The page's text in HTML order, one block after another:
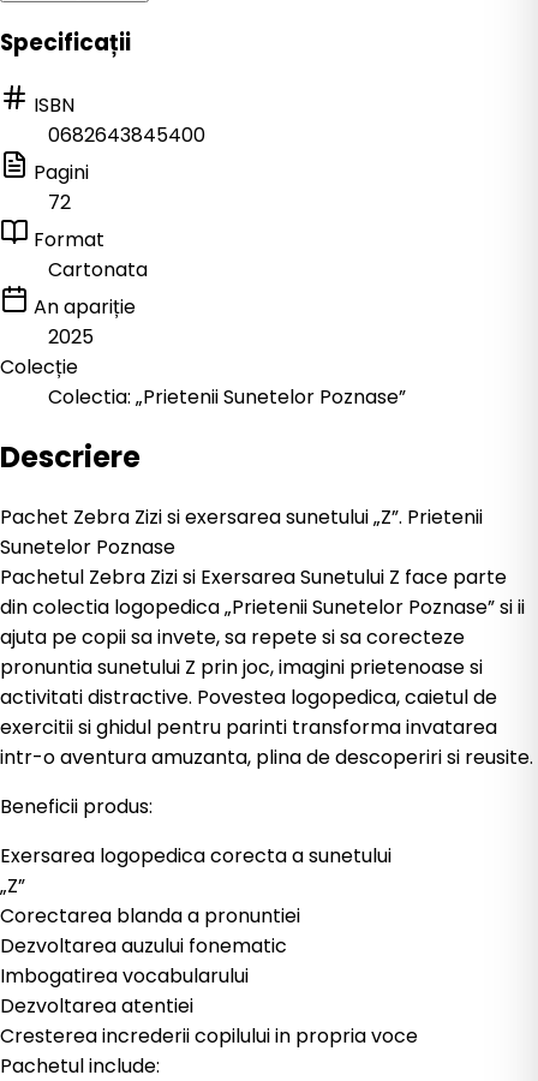
Specificații
ISBN
0682643845400
Pagini
72
Format
Cartonata
An apariție
2025
Colecție
Colectia: „Prietenii Sunetelor Poznase”
Descriere
Pachet Zebra Zizi si exersarea sunetului „Z”. Prietenii
Sunetelor Poznase
Pachetul Zebra Zizi si Exersarea Sunetului Z face parte
din colectia logopedica „Prietenii Sunetelor Poznase” si ii
ajuta pe copii sa invete, sa repete si sa corecteze
pronuntia sunetului Z prin joc, imagini prietenoase si
activitati distractive. Povestea logopedica, caietul de
exercitii si ghidul pentru parinti transforma invatarea
intr-o aventura amuzanta, plina de descoperiri si reusite.
Beneficii produs:
Exersarea logopedica corecta a sunetului
„Z”
Corectarea blanda a pronuntiei
Dezvoltarea auzului fonematic
Imbogatirea vocabularului
Dezvoltarea atentiei
Cresterea increderii copilului in propria voce
Pachetul include: